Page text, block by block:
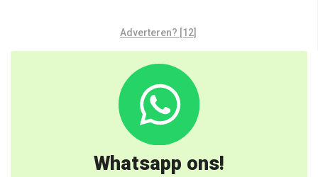
Adverteren? [12]
Whatsapp ons!